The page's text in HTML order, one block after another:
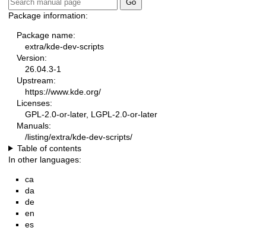
Package information:
Package name:
extra/kde-dev-scripts
Version:
26.04.3-1
Upstream:
https://www.kde.org/
Licenses:
GPL-2.0-or-later, LGPL-2.0-or-later
Manuals:
/listing/extra/kde-dev-scripts/
Table of contents
In other languages:
ca
da
de
en
es